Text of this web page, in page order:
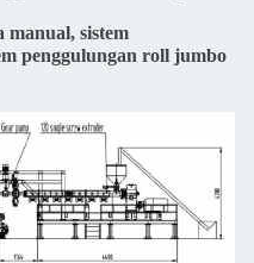
manual, sistem
penggulungan roll jumbo